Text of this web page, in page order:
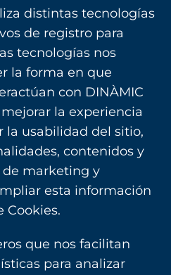
distintas tecnologías
de registro para
tecnologías nos
la forma en que
con DINÀMIC
la experiencia
la usabilidad del sitio,
contenidos y
de marketing y
esta información
Cookies.
que nos facilitan
para analizar